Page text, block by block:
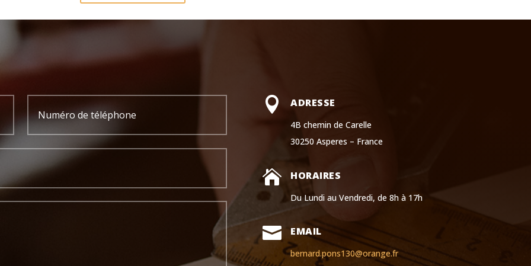
 ADRESSE
4B chemin de Carelle
30250 Asperes – France
 HORAIRES
Du Lundi au Vendredi, de 8h à 17h
 EMAIL
bernard.pons130@orange.fr